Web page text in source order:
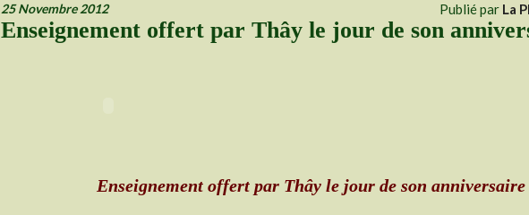
25 Novembre 2012 Publié par La
Enseignement offert par Thây le jour de son
Enseignement offert par Thây le jour de son anniversaire